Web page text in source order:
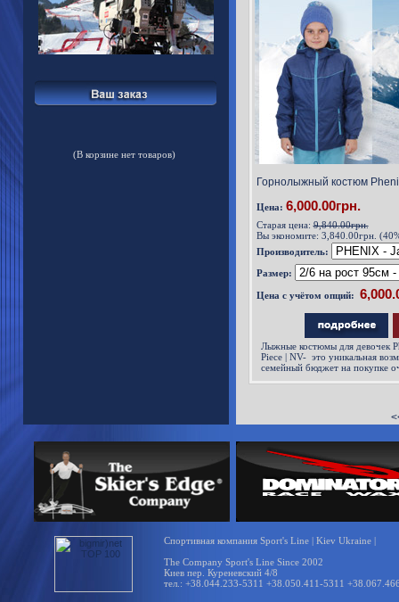
(В корзине нет товаров)
Горнолыжный костюм
Цена: 6,000.00грн.
Старая цена:9,840.00грн.
Вы экономите: 3,840.00грн.
Производитель:
Размер:
Цена с учётом опций:
Лыжные костюмы для девочек
Piece | NV- это уникальная
семейный бюджет на покупке
Спортивная компания Sport's Line | Kiev Ukraine |
The Company Sport's Line Since 2002
Киев пер. Куреневский 4/8
тел.: +38.044.233-5311 +38.050.411-5311